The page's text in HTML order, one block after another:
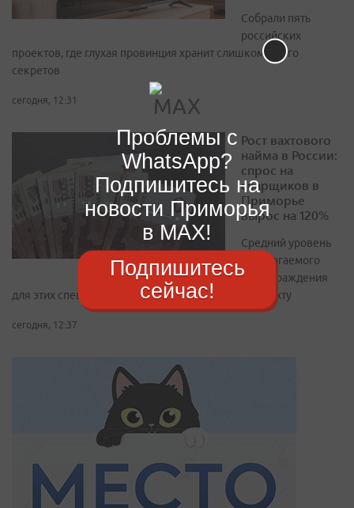
Собрали пять
российских
проектов, где глухая провинция хранит слишком много
секретов
сегодня, 12:31
Рост вахтового
найма в России:
спрос на
сварщиков в
Приморье
вырос на 120%
Средний уровень
предлагаемого
вознаграждения
для этих специалистов достиг 189 847 рублей за вахту
сегодня, 12:37
Проблемы с
WhatsApp?
Подпишитесь на
новости Приморья
в MAX!
Подпишитесь
сейчас!